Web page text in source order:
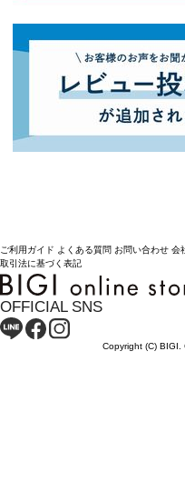
ご利用ガイド よくある質問 お問い合わせ 会
取引法に基づく表記
OFFICIAL SNS
Copyright (C) BIGI.